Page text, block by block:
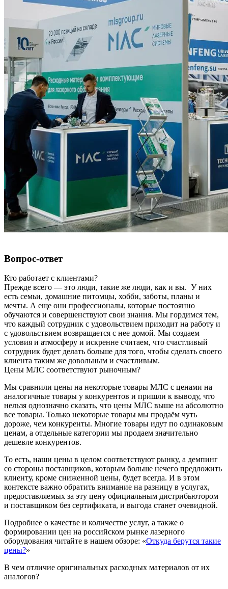
Вопрос-ответ
Кто работает с клиентами?
Прежде всего — это люди, такие же люди, как и вы. У них
есть семьи, домашние питомцы, хобби, заботы, планы и
мечты. А еще они профессионалы, которые постоянно
обучаются и совершенствуют свои знания. Мы гордимся тем,
что каждый сотрудник с удовольствием приходит на работу и
с удовольствием возвращается с нее домой. Мы создаем
условия и атмосферу и искренне считаем, что счастливый
сотрудник будет делать больше для того, чтобы сделать своего
клиента таким же довольным и счастливым.
Цены МЛС соответствуют рыночным?
Мы сравнили цены на некоторые товары МЛС с ценами на
аналогичные товары у конкурентов и пришли к выводу, что
нельзя однозначно сказать, что цены МЛС выше на абсолютно
все товары. Только некоторые товары мы продаём чуть
дороже, чем конкуренты. Многие товары идут по одинаковым
ценам, а отдельные категории мы продаем значительно
дешевле конкурентов.
То есть, наши цены в целом соответствуют рынку, а демпинг
со стороны поставщиков, которым больше нечего предложить
клиенту, кроме сниженной цены, будет всегда. И в этом
контексте важно обратить внимание на разницу в услугах,
предоставляемых за эту цену официальным дистрибьютором
и поставщиком без сертификата, и выгода станет очевидной.
Подробнее о качестве и количестве услуг, а также о
формировании цен на российском рынке лазерного
оборудования читайте в нашем обзоре: «Откуда берутся такие
цены?»
В чем отличие оригинальных расходных материалов от их
аналогов?